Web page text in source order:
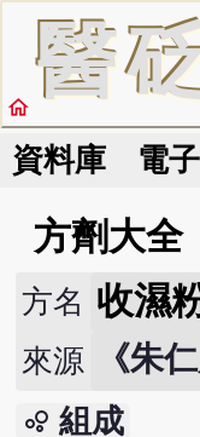
醫
home
資料庫 電
方劑大全
方名 收濕
來源 《朱
bubble_chart 組成